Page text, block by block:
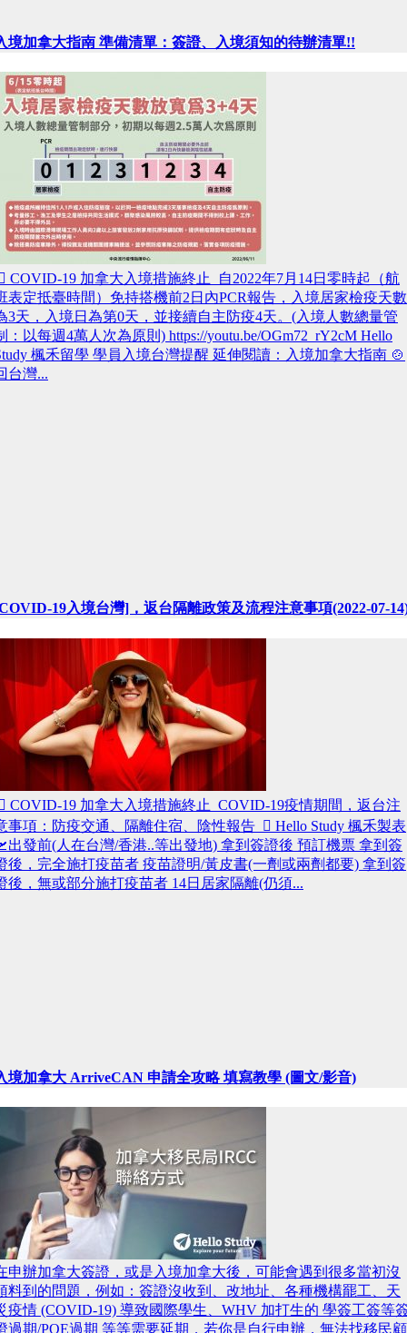
境加拿大指南 準備清單：簽證、入境須知的待辦清單!!
COVID-19 加拿大入境措施終止 自2022年7月14日零時起（航
表定抵臺時間）免持搭機前2日內PCR報告，入境居家檢疫天數
3天，入境日為第0天，並接續自主防疫4天。(入境人數總量管
：以每週4萬人次為原則) https://youtu.be/OGm72_rY2cM Hello
楓禾留學 學員入境台灣提醒 延伸閱讀：入境加拿大指南 🍲
台灣...
19入境台灣]，返台隔離政策及流程注意事項(2022-07-
COVID-19 加拿大入境措施終止 COVID-19疫情期間，返台注
事項：防疫交通、隔離住宿、陰性報告  Hello Study 楓禾製表
出發前(人在台灣/香港..等出發地) 拿到簽證後 預訂機票 拿到簽
後，完全施打疫苗者 疫苗證明/黃皮書(一劑或兩劑都要) 拿到簽
後，無或部分施打疫苗者 14日居家隔離(仍須...
境加拿大 ArriveCAN 申請全攻略 填寫教學 (圖文/影音)
申辦加拿大簽證，或是入境加拿大後，可能會遇到很多當初沒
料到的問題，例如：簽證沒收到、改地址、各種機構罷工、天
疫情 (COVID-19) 導致國際學生、WHV 加打生的 學簽工簽等
過期/POE過期 等等需要延期，若你是自行申辦，無法找移民顧